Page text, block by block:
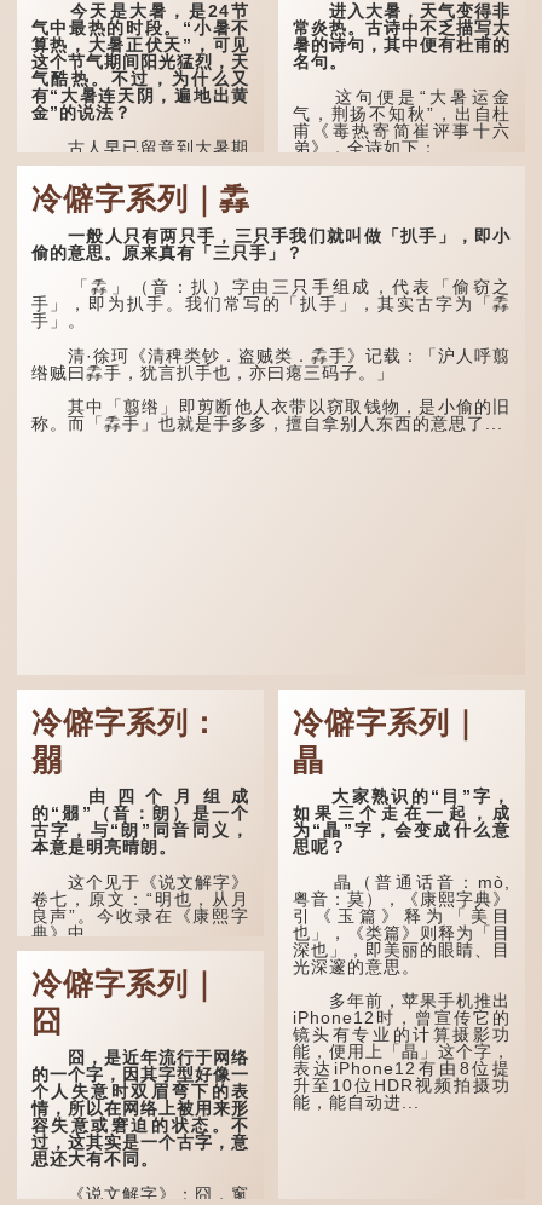
今天是大暑，是24节
气中最热的时段。“小暑不
算热，大暑正伏天”，可见
这个节气期间阳光猛烈，天
气酷热。不过，为什么又
有“大暑连天阴，遍地出黄
金”的说法？
古人早已留意到大暑期
间的气候规律。 《逸周书·
时训解》记载：「大暑之
日，腐草化为萤。又五日，
土润溽暑。又五日，大雨时
行。」意思是说，大暑时节
萤火虫出生，土地湿热，常
有大雨出现。
这段时期的雨水，对农
作物尤其重要。三伏天酷热
难耐，农作物不能缺水。若
连续几天降雨，泥土得以湿
润；雨过天晴后，烈日高
照...
进入大暑，天气变得非
常炎热。古诗中不乏描写大
暑的诗句，其中便有杜甫的
名句。
这句便是“大暑运金
气，荆扬不知秋”，出自杜
甫《毒热寄简崔评事十六
弟》，全诗如下：
林下有塌翼，水中无行
舟。
五行当中“金”对应秋
季，代表凉爽肃杀之
气。“运”是“运行”，描写大
转。
“荆扬”指荆州（湖北）
和扬州（江苏），泛指长江
中下游地区，“...
冷僻字系列｜掱
一般人只有两只手，三只手我们就叫做「扒手」，即小
偷的意思。原来真有「三只手」？
「掱」（音：扒）字由三只手组成，代表「偷窃之
手」，即为扒手。我们常写的「扒手」，其实古字为「掱
手」。
清·徐珂《清稗类钞．盗贼类．掱手》记载：「沪人呼翦
绺贼曰掱手，犹言扒手也，亦曰瘪三码子。」
其中「翦绺」即剪断他人衣带以窃取钱物，是小偷的旧
称。而「掱手」也就是手多多，擅自拿别人东西的意思了...
冷僻字系列：
朤
由四个月组成
的“朤”（音：朗）是一个
古字，与“朗”同音同义，
本意是明亮晴朗。
这个见于《说文解字》
卷七，原文：“明也，从月
良声”。今收录在《康熙字
典》中。
这个字，用法颇多。
“朤朤干坤，舍我其
谁。”干坤是《周易》中的
两个卦名，这里指天地、宇
宙等，形容政治清明，天下
太平！
“天空朤朤，任鸟儿高
飞。”也是指天清气明，鸟
儿可高飞。
“朤朤脆脆”就是形容办
事爽快干脆。我...
冷僻字系列｜
囧
囧，是近年流行于网络
的一个字，因其字型好像一
个人失意时双眉弯下的表
情，所以在网络上被用来形
容失意或窘迫的状态。不
过，这其实是一个古字，意
思还大有不同。
《说文解字》：囧，窻
冷僻字系列｜
瞐
大家熟识的“目”字，
如果三个走在一起，成
为“瞐”字，会变成什么意
思呢？
瞐（普通话音：mò,
粤音：莫），《康熙字典》
引《玉篇》释为「美目
也」，《类篇》则释为「目
深也」，即美丽的眼睛、目
光深邃的意思。
多年前，苹果手机推出
iPhone12时，曾宣传它的
镜头有专业的计算摄影功
能，便用上「瞐」这个字，
表达iPhone12有由8位提
升至10位HDR视频拍摄功
能，能自动进...